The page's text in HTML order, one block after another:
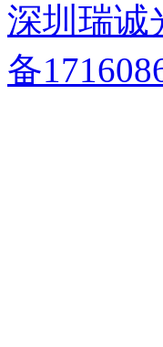
深圳瑞诚
备